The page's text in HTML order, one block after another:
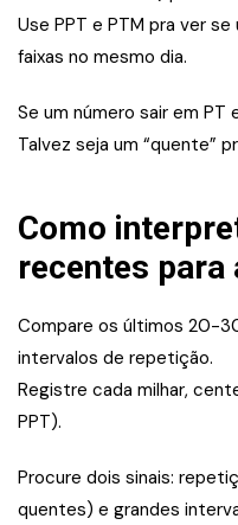
Use PPT e PTM pra ver
faixas no mesmo dia.
Se um número sair em PT
Talvez seja um “quente”
Como
recentes
Compare os últimos 20-
intervalos de repetição.
Registre cada milhar,
PPT).
Procure dois sinais:
quentes) e grandes